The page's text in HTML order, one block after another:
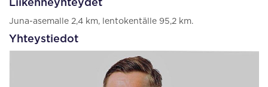
Liikenneyhteydet
Juna-asemalle 2,4 km, lentokentälle 95,2 km.
Yhteystiedot